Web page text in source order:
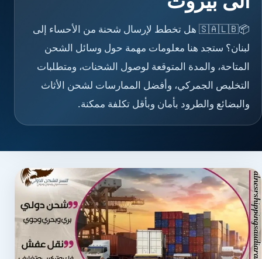
📦🇸🇦🇱🇧 هل تخطط لإرسال شحنة من الأحساء إلى
لبنان؟ ستجد هنا معلومات مهمة حول وسائل الشحن
المتاحة، والمدة المتوقعة لوصول الشحنات، ومتطلبات
التخليص الجمركي، وأفضل الممارسات لشحن الأثاث
والبضائع والطرود بأمان وبأقل تكلفة ممكنة.